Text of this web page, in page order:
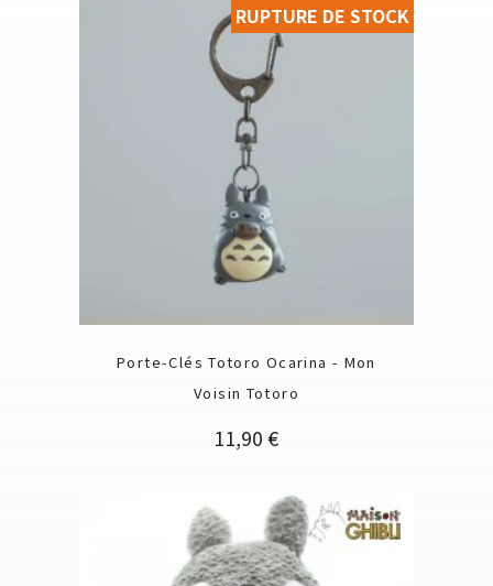
Porte-Clés Totoro Ocarina - Mon
Voisin Totoro
Prix
11,90 €
RUPTURE DE STOCK